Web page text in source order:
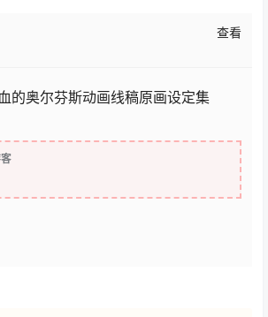
查看
的奥尔芬斯动画线稿原画设定集